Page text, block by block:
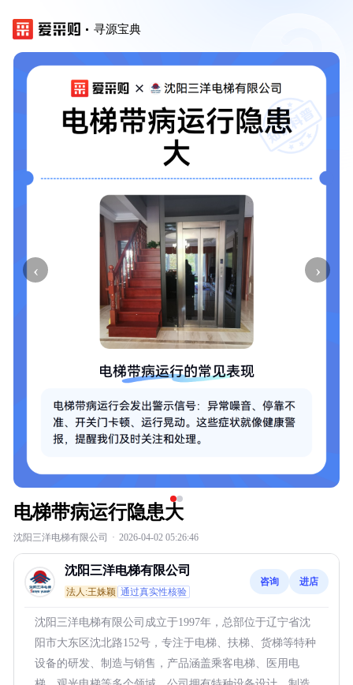
寻源宝典
‹ ›
电梯带病运行隐患大
沈阳三洋电梯有限公司 · 2026-04-02 05:26:46
沈阳三洋电梯有限公司
法人:王姝颖 通过真实性核验
咨询 进店
沈阳三洋电梯有限公司成立于1997年，总部位于辽宁省沈
阳市大东区沈北路152号，专注于电梯、扶梯、货梯等特种
设备的研发、制造与销售，产品涵盖乘客电梯、医用电